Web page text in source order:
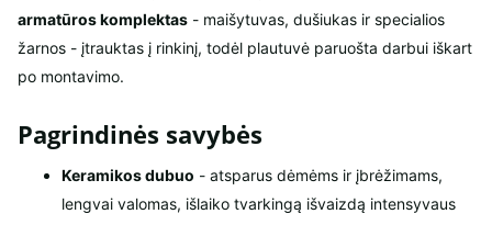
armatūros komplektas - maišytuvas, dušiukas ir specialios
žarnos - įtrauktas į rinkinį, todėl plautuvė paruošta darbui iškart
po montavimo.
Pagrindinės savybės
Keramikos dubuo - atsparus dėmėms ir įbrėžimams,
lengvai valomas, išlaiko tvarkingą išvaizdą intensyvaus